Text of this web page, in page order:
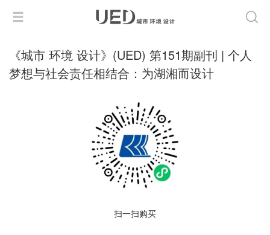
《城市 环境 设计》(UED) 第151期副刊 | 个人
梦想与社会责任相结合：为湖湘而设计
扫一扫购买